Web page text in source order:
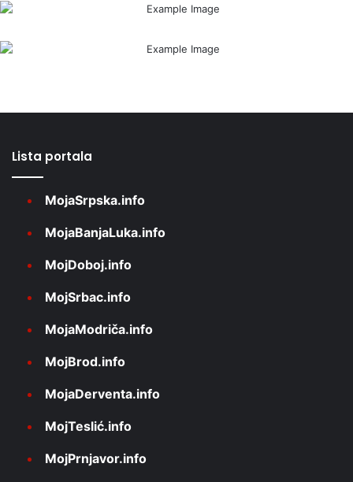
Lista portala
MojaSrpska.info
MojaBanjaLuka.info
MojDoboj.info
MojSrbac.info
MojaModriča.info
MojBrod.info
MojaDerventa.info
MojTeslić.info
MojPrnjavor.info